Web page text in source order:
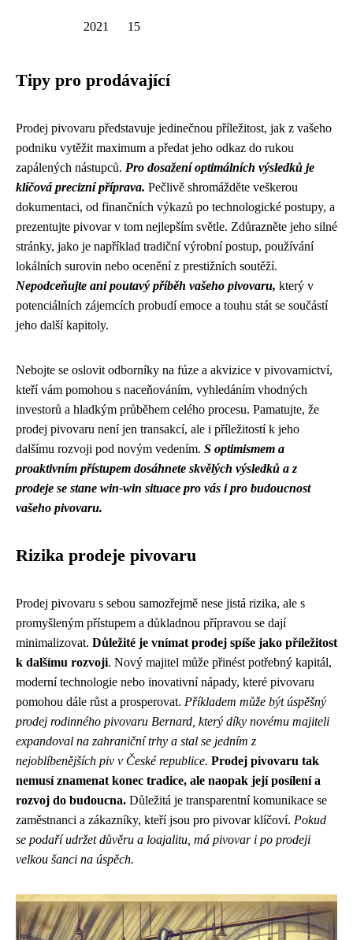
2021 15
Tipy pro prodávající
Prodej pivovaru představuje jedinečnou příležitost, jak z vašeho
podniku vytěžit maximum a předat jeho odkaz do rukou
zapálených nástupců. Pro dosažení optimálních výsledků je
klíčová precizní příprava. Pečlivě shromážděte veškerou
dokumentaci, od finančních výkazů po technologické postupy, a
prezentujte pivovar v tom nejlepším světle. Zdůrazněte jeho silné
stránky, jako je například tradiční výrobní postup, používání
lokálních surovin nebo ocenění z prestižních soutěží.
Nepodceňujte ani poutavý příběh vašeho pivovaru, který v
potenciálních zájemcích probudí emoce a touhu stát se součástí
jeho další kapitoly.
Nebojte se oslovit odborníky na fúze a akvizice v pivovarnictví,
kteří vám pomohou s naceňováním, vyhledáním vhodných
investorů a hladkým průběhem celého procesu. Pamatujte, že
prodej pivovaru není jen transakcí, ale i příležitostí k jeho
dalšímu rozvoji pod novým vedením. S optimismem a
proaktivním přístupem dosáhnete skvělých výsledků a z
prodeje se stane win-win situace pro vás i pro budoucnost
vašeho pivovaru.
Rizika prodeje pivovaru
Prodej pivovaru s sebou samozřejmě nese jistá rizika, ale s
promyšleným přístupem a důkladnou přípravou se dají
minimalizovat. Důležité je vnímat prodej spíše jako příležitost
k dalšímu rozvoji. Nový majitel může přinést potřebný kapitál,
moderní technologie nebo inovativní nápady, které pivovaru
pomohou dále růst a prosperovat. Příkladem může být úspěšný
prodej rodinného pivovaru Bernard, který díky novému majiteli
expandoval na zahraniční trhy a stal se jedním z
nejoblíbenějších piv v České republice. Prodej pivovaru tak
nemusí znamenat konec tradice, ale naopak její posílení a
rozvoj do budoucna. Důležitá je transparentní komunikace se
zaměstnanci a zákazníky, kteří jsou pro pivovar klíčoví. Pokud
se podaří udržet důvěru a loajalitu, má pivovar i po prodeji
velkou šanci na úspěch.